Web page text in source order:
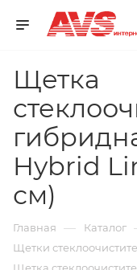
Щетка
Hybrid
см)
Главная — Каталог
Щетки